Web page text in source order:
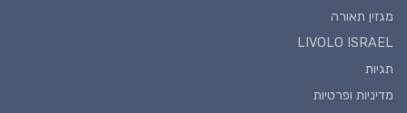
מגזין תאורה
LIVOLO ISRAEL
תגיות
מדיניות ופרטיות